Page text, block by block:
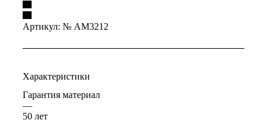
Артикул: № AM3212
Характеристики
Гарантия материал
—
50 лет